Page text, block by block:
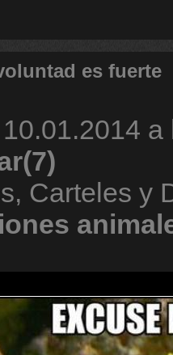
es fuerte
10.01.2014 a
Carteles y